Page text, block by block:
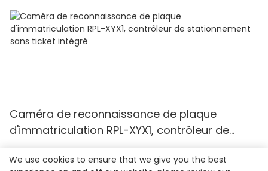
Caméra de reconnaissance de plaque
d'immatriculation RPL-XYX1, contrôleur de
We use cookies to ensure that we give you the best